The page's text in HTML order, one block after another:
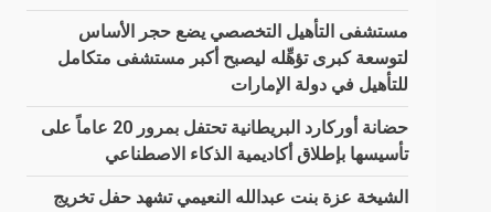
مستشفى التأهيل التخصصي يضع حجر الأساس
لتوسعة كبرى تؤهِّله ليصبح أكبر مستشفى متكامل
للتأهيل في دولة الإمارات
حضانة أوركارد البريطانية تحتفل بمرور 20 عاماً على
تأسيسها بإطلاق أكاديمية الذكاء الاصطناعي
الشيخة عزة بنت عبدالله النعيمي تشهد حفل تخريج